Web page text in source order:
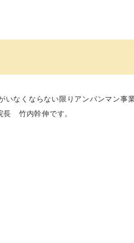
なくならない限りアンパンマン事
長 竹内幹伸です。